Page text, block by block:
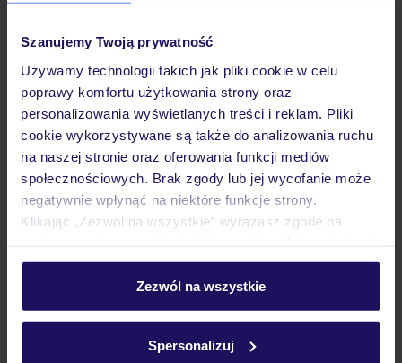
Szanujemy Twoją prywatność
Używamy technologii takich jak pliki cookie w celu
poprawy komfortu użytkowania strony oraz
personalizowania wyświetlanych treści i reklam. Pliki
cookie wykorzystywane są także do analizowania ruchu
na naszej stronie oraz oferowania funkcji mediów
społecznościowych. Brak zgody lub jej wycofanie może
negatywnie wpłynąć na niektóre funkcje strony.
Klikając „Zezwól na wszystkie” wyrażasz zgodę na
personalizować swój wybór wchodząc w zakładkę
Szczegółowe informacje o plikach cookie znajdziesz
Zezwól na wszystkie
Spersonalizuj
Wyżywienie
Atrakcje
Ważne informacje
Czy w Hotelu będzie przedstawiciel TUI?